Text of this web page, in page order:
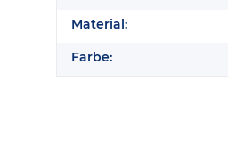
Material:
Farbe: